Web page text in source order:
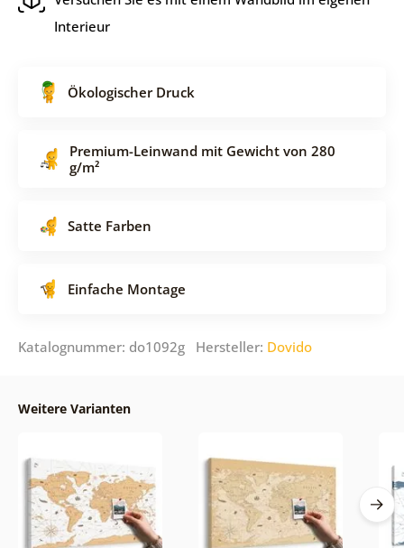
Interieur
Ökologischer Druck
Premium-Leinwand mit Gewicht von 280
g/m²
Satte Farben
Einfache Montage
Katalognummer: do1092g Hersteller: Dovido
Weitere Varianten